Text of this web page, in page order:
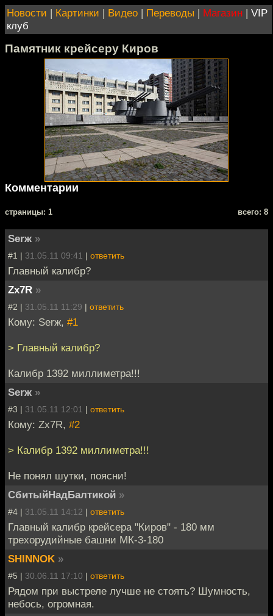
Новости | Картинки | Видео | Переводы | Магазин | VIP
клуб
Памятник крейсеру Киров
Комментарии
cтраницы: 1 всего: 8
Serж »
#1 | 31.05.11 09:41 | ответить
Главный калибр?
Zx7R »
#2 | 31.05.11 11:29 | ответить
Кому: Serж, #1
> Главный калибр?
Калибр 1392 миллиметра!!!
Serж »
#3 | 31.05.11 12:01 | ответить
Кому: Zx7R, #2
> Калибр 1392 миллиметра!!!
Не понял шутки, поясни!
СбитыйНадБалтикой »
#4 | 31.05.11 14:12 | ответить
Главный калибр крейсера "Киров" - 180 мм
трехорудийные башни МК-3-180
SHINNOK »
#5 | 30.06.11 17:10 | ответить
Рядом при выстреле лучше не стоять? Шумность,
небось, огромная.